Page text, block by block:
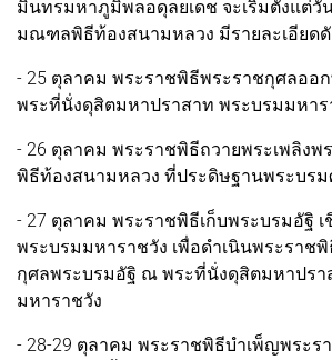
มินทรมหาภูมิพลอดุลยเดช จะเริ่มตั้งแต่
มณฑลพิธีท้องสนามหลวง มีรายละเอียด
- 25 ตุลาคม พระราชพิธีพระราชกุศลออ
พระที่นั่งดุสิตมหาปราสาท พระบรมมหาร
- 26 ตุลาคม พระราชพิธีถวายพระเพลิง
พิธีท้องสนามหลวง ที่ประดิษฐานพระบร
- 27 ตุลาคม พระราชพิธีเก็บพระบรมอัฐิ
พระบรมมหาราชวัง เพื่อดำเนินพระราช
กุศลพระบรมอัฐิ ณ พระที่นั่งดุสิตมหาปรา
มหาราชวัง
- 28-29 ตุลาคม พระราชพิธีบำเพ็ญพระร